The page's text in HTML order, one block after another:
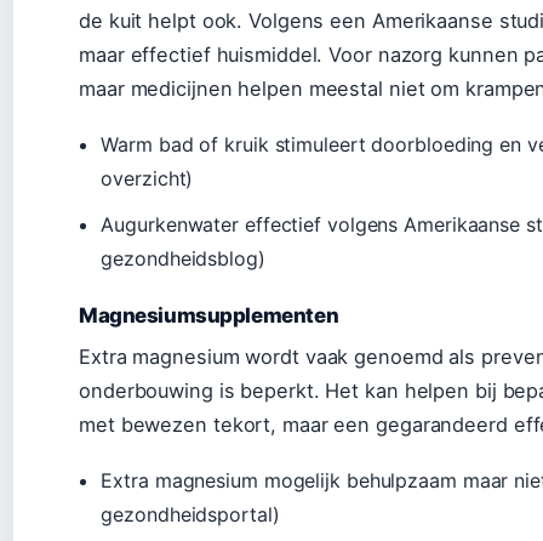
de kuit helpt ook. Volgens een Amerikaanse
maar effectief huismiddel. Voor nazorg kunnen
maar medicijnen helpen meestal niet om
Warm bad of kruik stimuleert doorbloeding en
overzicht)
Augurkenwater effectief volgens Amerikaanse
gezondheidsblog)
Magnesiumsupplementen
Extra magnesium wordt vaak genoemd als
onderbouwing is beperkt. Het kan helpen bij
met bewezen tekort, maar een gegarandeerd
Extra magnesium mogelijk behulpzaam maar
gezondheidsportal)